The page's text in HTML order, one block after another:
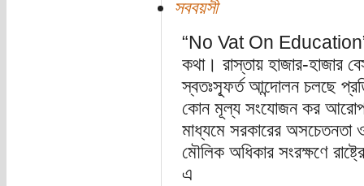
সববয়সী
“No Vat On Education”-
কথা। রাস্তায় হাজার-হাজার
স্বতঃস্ফূর্ত আন্দোলন চলছে
কোন মূল্য সংযোজন কর আরোপ
মাধ্যমে সরকারের অসচেতনতা
মৌলিক অধিকার সংরক্ষণে
এ